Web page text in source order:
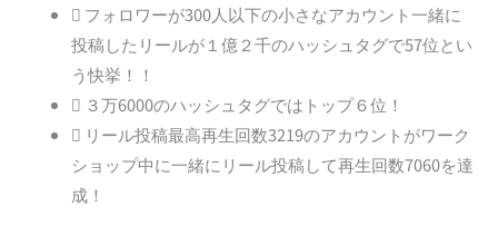
フォロワーが300人以下の小さなアカウント一緒に
投稿したリールが１億２千のハッシュタグで57位とい
う快挙！！
３万6000のハッシュタグではトップ６位！
リール投稿最高再生回数3219のアカウントがワーク
ショップ中に一緒にリール投稿して再生回数7060を達
成！